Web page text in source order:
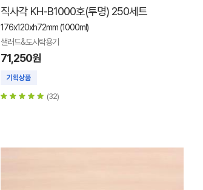
직사각 KH-B1000호(투명) 250세트
176x120xh72mm (1000ml)
샐러드&도시락용기
71,250원
(32)